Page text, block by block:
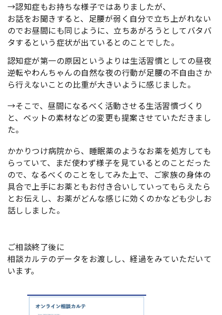
→認知症もお持ちな様子ではありましたが、
お話をお聞きすると、足腰が弱く自分で立ち上がれない
のでお昼間にも同じように、立ちあがろうとしてバタバ
タするという症状が出ているとのことでした。
認知症が第一の原因というよりは生活習慣としての昼夜
逆転やわんちゃんの自然な夜の行動が足腰の不自由さか
ら行えないことの比重が大きいように感じました。
→そこで、昼間になるべく活動させる生活習慣づくり
と、ベットの素材などの変更も提案させていただきまし
た。
かかりつけ病院から、睡眠薬のようなお薬を処方しても
らっていて、まだ使わず様子を見ているとのことだった
ので、なるべくのことをしてみた上で、ご家族の身体の
具合で上手にお薬ともお付き合いしていってもらえたら
とお伝えし、お薬がどんな感じに効くのかなども少しお
話ししました。
ご相談終了後に
相談カルテのデータをお渡しし、経過をみていただいて
います。